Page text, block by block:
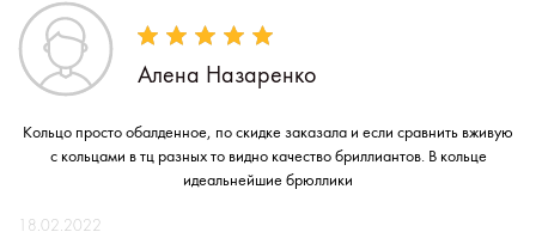
Алена Назаренко
Кольцо просто обалденное, по скидке заказала и если сравнить вживую
с кольцами в тц разных то видно качество бриллиантов. В кольце
идеальнейшие брюллики
18.02.2022